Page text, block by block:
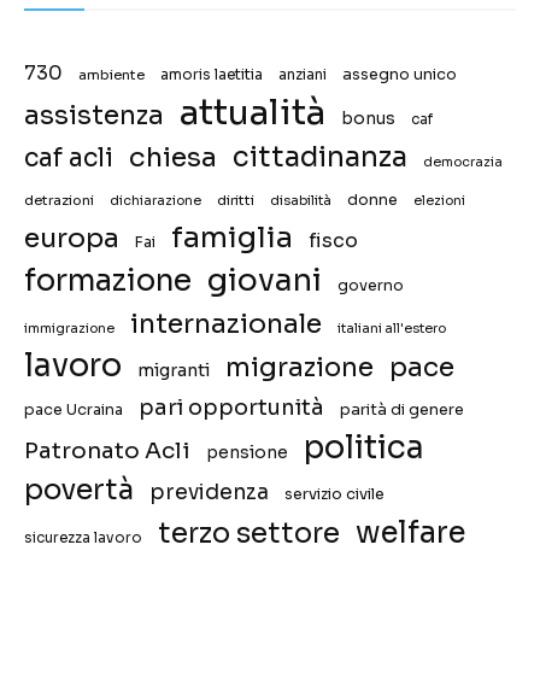
730 ambiente amoris laetitia anziani assegno unico
assistenza attualità bonus caf
caf acli chiesa cittadinanza democrazia
detrazioni dichiarazione diritti disabilità donne elezioni
europa Fai famiglia fisco
formazione giovani governo
immigrazione internazionale italiani all'estero
lavoro migranti migrazione pace
pace Ucraina pari opportunità parità di genere
Patronato Acli pensione politica
povertà previdenza servizio civile
sicurezza lavoro terzo settore welfare